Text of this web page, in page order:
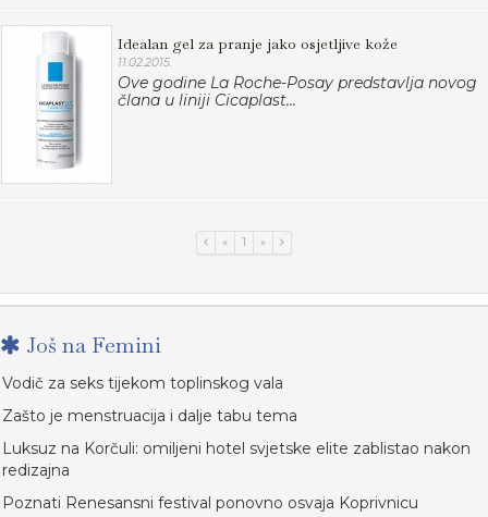
Idealan gel za pranje jako osjetljive kože
11.02.2015.
Ove godine La Roche-Posay predstavlja novog
člana u liniji Cicaplast...
« 1 »
Još na Femini
Vodič za seks tijekom toplinskog vala
Zašto je menstruacija i dalje tabu tema
Luksuz na Korčuli: omiljeni hotel svjetske elite zablistao nakon
redizajna
Poznati Renesansni festival ponovno osvaja Koprivnicu